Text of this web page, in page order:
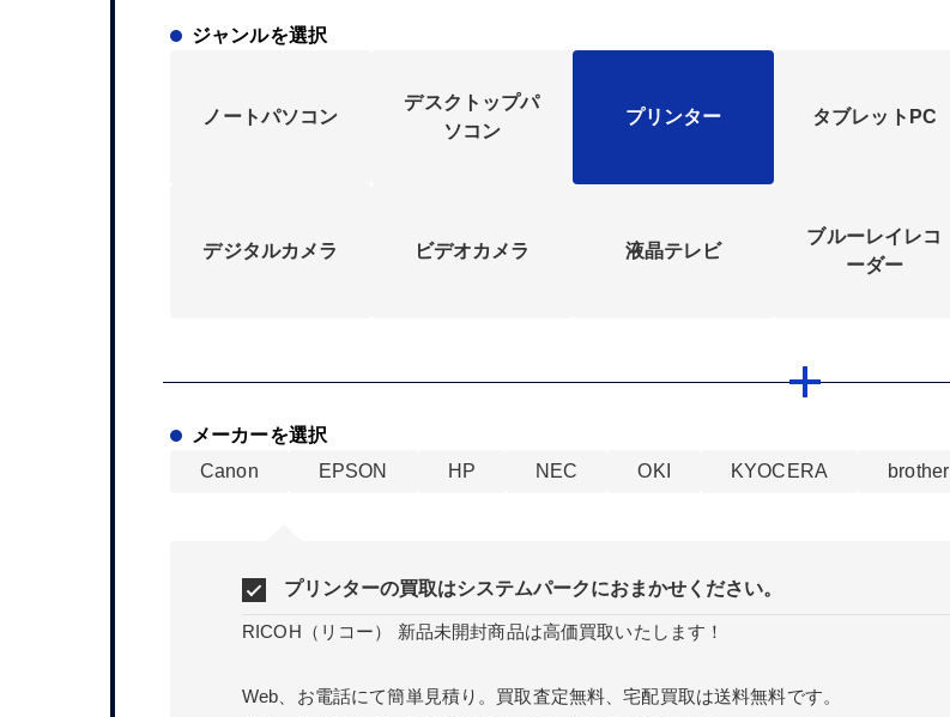
ジャンルを選択
ノートパソコン
デスクトップパ
ソコン
プリンター タブレットPC
デジタルカメラ ビデオカメラ 液晶テレビ
ブルーレイレコ
ーダー
メーカーを選択
Canon
EPSON HP NEC OKI KYOCERA brother
プリンターの買取はシステムパークにおまかせください。
RICOH（リコー） 新品未開封商品は高価買取いたします！
Web、お電話にて簡単見積り。買取査定無料、宅配買取は送料無料です。